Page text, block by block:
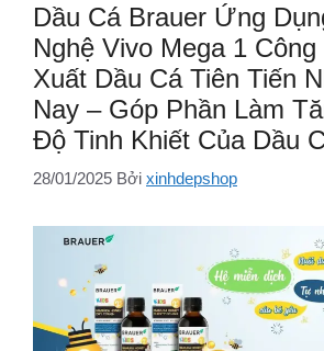
Dầu Cá Brauer Ứng
Nghệ Vivo Mega 1
Xuất Dầu Cá Tiên Tiến
Nay – Góp Phần Làm
Độ Tinh Khiết Của Dầu
28/01/2025 Bởi xinhdepshop